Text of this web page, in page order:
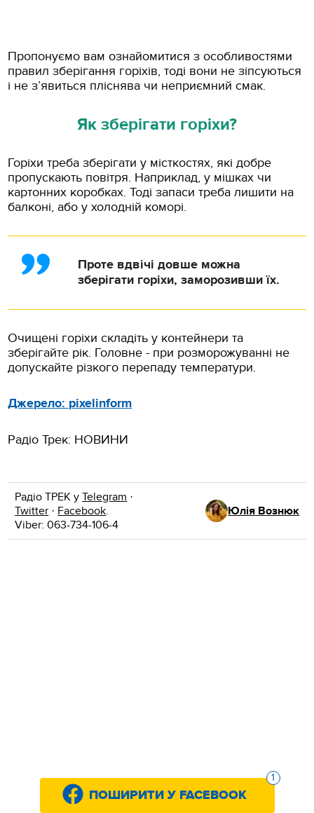
Пропонуємо вам ознайомитися з особливостями
правил зберігання горіхів, тоді вони не зіпсуються
і не з’явиться пліснява чи неприємний смак.
Як зберігати горіхи?
Горіхи треба зберігати у місткостях, які добре
пропускають повітря. Наприклад, у мішках чи
картонних коробках. Тоді запаси треба лишити на
балконі, або у холодній коморі.
Проте вдвічі довше можна
зберігати горіхи, заморозивши їх.
Очищені горіхи складіть у контейнери та
зберігайте рік. Головне - при розморожуванні не
допускайте різкого перепаду температури.
Джерело: pixelinform
Радіо Трек: НОВИНИ
Радіо ТРЕК уTelegram ·
Twitter · Facebook.
Viber: 063-734-106-4
Юлія Вознюк
1
ПОШИРИТИ У FACEBOOK